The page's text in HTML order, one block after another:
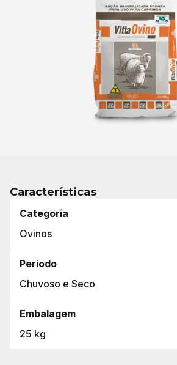
Características
Categoria
Ovinos
Período
Chuvoso e Seco
Embalagem
25 kg